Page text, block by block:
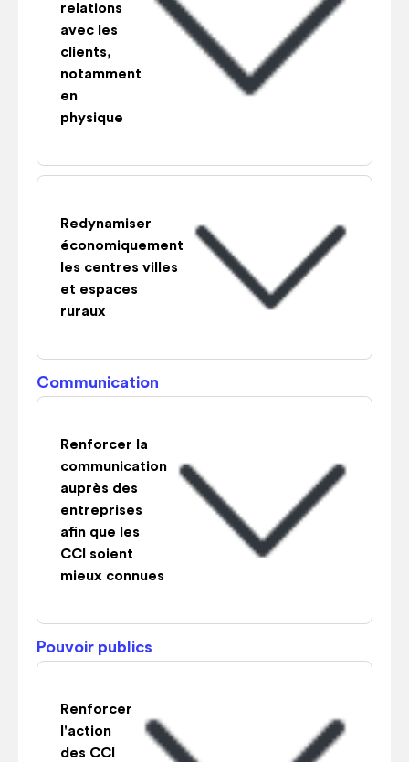
relations
avec les
clients,
notamment
en
physique
Redynamiser
économiquement
les centres villes
et espaces
ruraux
Communication
Renforcer la
communication
auprès des
entreprises
afin que les
CCI soient
mieux connues
Pouvoir publics
Renforcer
l'action
des CCI